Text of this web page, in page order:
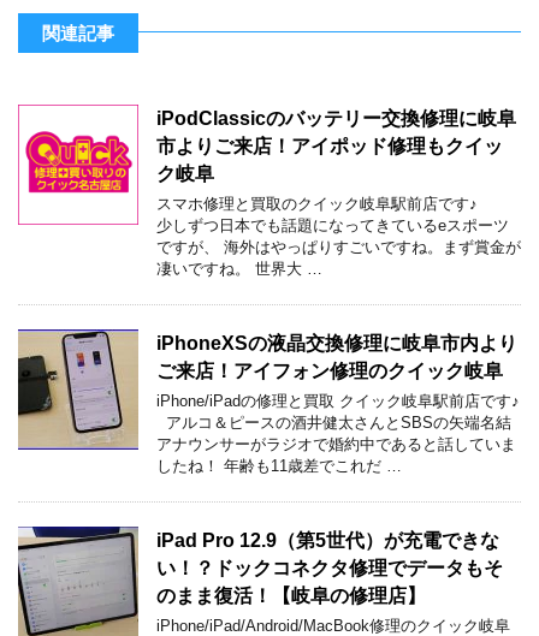
関連記事
iPodClassicのバッテリー交換修理に岐阜
市よりご来店！アイポッド修理もクイッ
ク岐阜
スマホ修理と買取のクイック岐阜駅前店です♪
少しずつ日本でも話題になってきているeスポーツ
ですが、 海外はやっぱりすごいですね。まず賞金が
凄いですね。 世界大 …
iPhoneXSの液晶交換修理に岐阜市内より
ご来店！アイフォン修理のクイック岐阜
iPhone/iPadの修理と買取 クイック岐阜駅前店です♪
アルコ＆ピースの酒井健太さんとSBSの矢端名結
アナウンサーがラジオで婚約中であると話していま
したね！ 年齢も11歳差でこれだ …
iPad Pro 12.9（第5世代）が充電できな
い！？ドックコネクタ修理でデータもそ
のまま復活！【岐阜の修理店】
iPhone/iPad/Android/MacBook修理のクイック岐阜